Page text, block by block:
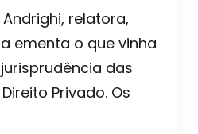
relatora,
ementa o que vinha
das
Privado. Os